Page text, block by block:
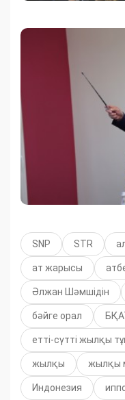
SNP STR
ат жарысы
Әлжан Шәмшідін
бәйге орал
етті-сүтті жылқы
жылқы жылқы
Индонезия